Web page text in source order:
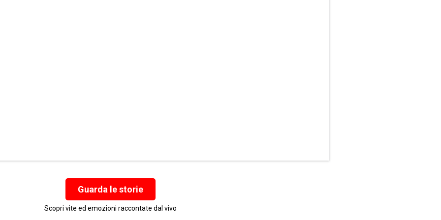
Guarda le storie
Scopri vite ed emozioni raccontate dal vivo